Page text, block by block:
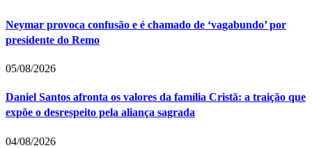
Neymar provoca confusão e é chamado de ‘vagabundo’ por
presidente do Remo
05/08/2026
Daniel Santos afronta os valores da família Cristã: a traição que
expõe o desrespeito pela aliança sagrada
04/08/2026